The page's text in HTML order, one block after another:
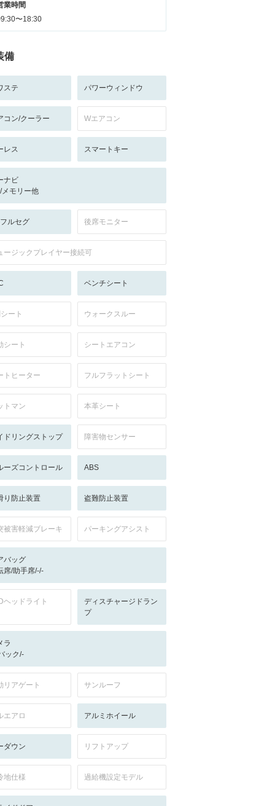
業時間
〜18:30
備
ステ パワーウィンドウ
コン/クーラー Wエアコン
レス スマートキー
ナビ
メモリー他
ルセグ 後席モニター
ージックプレイヤー接続可
ベンチシート
ート ウォークスルー
シート シートエアコン
トヒーター フルフラットシート
トマン 本革シート
ドリングストップ 障害物センサー
ーズコントロール ABS
り防止装置 盗難防止装置
被害軽減ブレーキ パーキングアシスト
バッグ
席/助手席/-/-
ヘッドライト
ディスチャージドラン
プ
ラ
ック/-
リアゲート サンルーフ
エアロ アルミホイール
ダウン リフトアップ
地仕様 過給機設定モデル